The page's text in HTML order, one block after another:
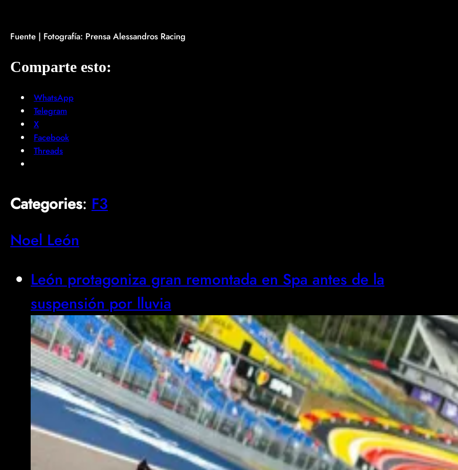
Fuente | Fotografía: Prensa Alessandros Racing
Comparte esto:
WhatsApp
Telegram
X
Facebook
Threads
Categories: F3
Noel León
León protagoniza gran remontada en Spa antes de la
suspensión por lluvia